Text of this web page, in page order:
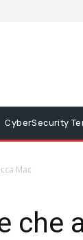
CyberSecurity
Mac
che